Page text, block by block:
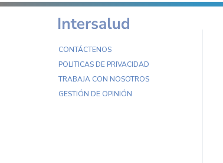
CONTÁCTENOS
POLITICAS DE PRIVACIDAD
TRABAJA CON NOSOTROS
GESTIÓN DE OPINIÓN